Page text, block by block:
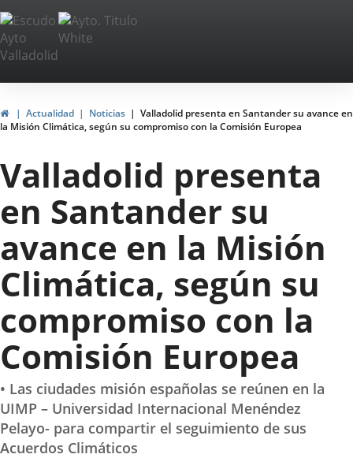
Jump to content
Portal
Web
del
Ayuntamiento
de
Valladolid
HomeActualidad Noticias
Valladolid presenta en Santander su avance en
la Misión Climática, según su compromiso con la Comisión Europea
Valladolid presenta
en Santander su
avance en la Misión
Climática, según su
compromiso con la
Comisión Europea
• Las ciudades misión españolas se reúnen en la
UIMP – Universidad Internacional Menéndez
Pelayo- para compartir el seguimiento de sus
Acuerdos Climáticos